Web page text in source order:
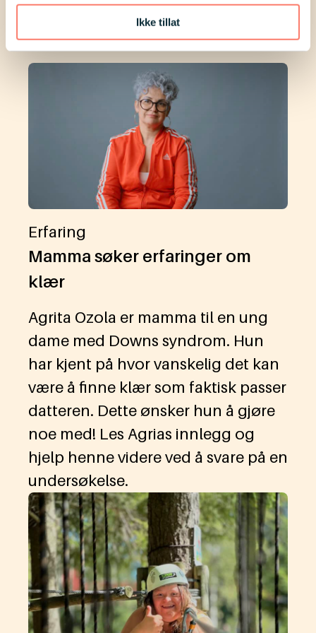
Ikke tillat
Siste erfaringer
Erfaring
Mamma søker erfaringer om
klær
Agrita Ozola er mamma til en ung
dame med Downs syndrom. Hun
har kjent på hvor vanskelig det kan
være å finne klær som faktisk passer
datteren. Dette ønsker hun å gjøre
noe med! Les Agrias innlegg og
hjelp henne videre ved å svare på en
undersøkelse.